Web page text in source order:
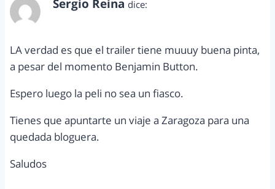
Sergio Reina dice:
LA verdad es que el trailer tiene muuuy buena pinta,
a pesar del momento Benjamin Button.
Espero luego la peli no sea un fiasco.
Tienes que apuntarte un viaje a Zaragoza para una
quedada bloguera.
Saludos